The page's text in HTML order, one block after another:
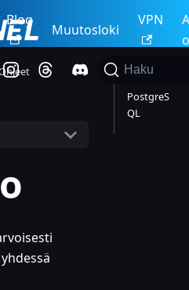
Blog
Muutosloki
VPN
Haku
PostgreS
QL